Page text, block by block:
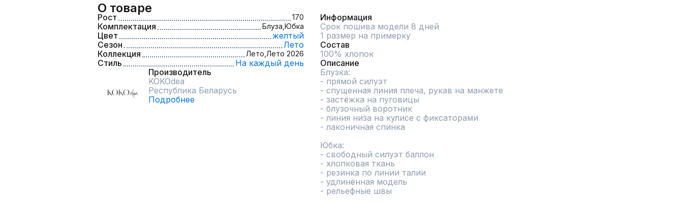
О товаре
Рост 170
Комплектация Блуза, Юбка
Цвет
желтый
Сезон
Лето
Коллекция
Лето, Лето 2026
Стиль
На каждый день
Производитель
KOKOdea
Республика Беларусь
Подробнее
Информация
Срок пошива модели 8 дней
1 размер на примерку
Состав
100% хлопок
Описание
Блузка:
- прямой силуэт
- спущенная линия плеча, рукав на манжете
- застёжка на пуговицы
- блузочный воротник
- линия низа на кулисе с фиксаторами
- лаконичная спинка
Юбка:
- свободный силуэт баллон
- хлопковая ткань
- резинка по линии талии
- удлинённая модель
- рельефные швы